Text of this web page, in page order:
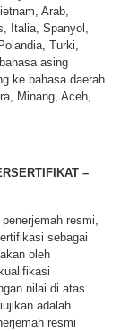
Arab,
Italia, Spanyol,
Turki,
asing
ke bahasa daerah
Minang, Aceh,
–
resmi,
sebagai
oleh
nilai di atas
adalah
resmi